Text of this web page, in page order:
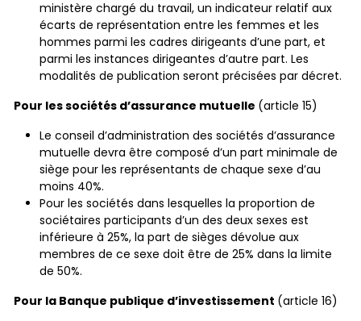
ministère chargé du travail, un indicateur relatif aux
écarts de représentation entre les femmes et les
hommes parmi les cadres dirigeants d’une part, et
parmi les instances dirigeantes d’autre part. Les
modalités de publication seront précisées par décret.
Pour les sociétés d’assurance mutuelle (article 15)
Le conseil d’administration des sociétés d’assurance
mutuelle devra être composé d’un part minimale de
siège pour les représentants de chaque sexe d’au
moins 40%.
Pour les sociétés dans lesquelles la proportion de
sociétaires participants d’un des deux sexes est
inférieure à 25%, la part de sièges dévolue aux
membres de ce sexe doit être de 25% dans la limite
de 50%.
Pour la Banque publique d’investissement (article 16)